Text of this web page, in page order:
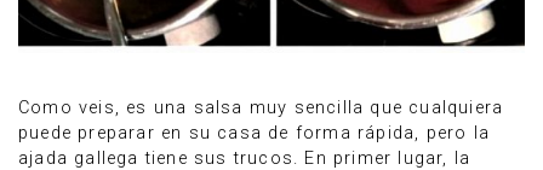
Como veis, es una salsa muy sencilla que cualquiera
puede preparar en su casa de forma rápida, pero la
ajada gallega tiene sus trucos. En primer lugar, la